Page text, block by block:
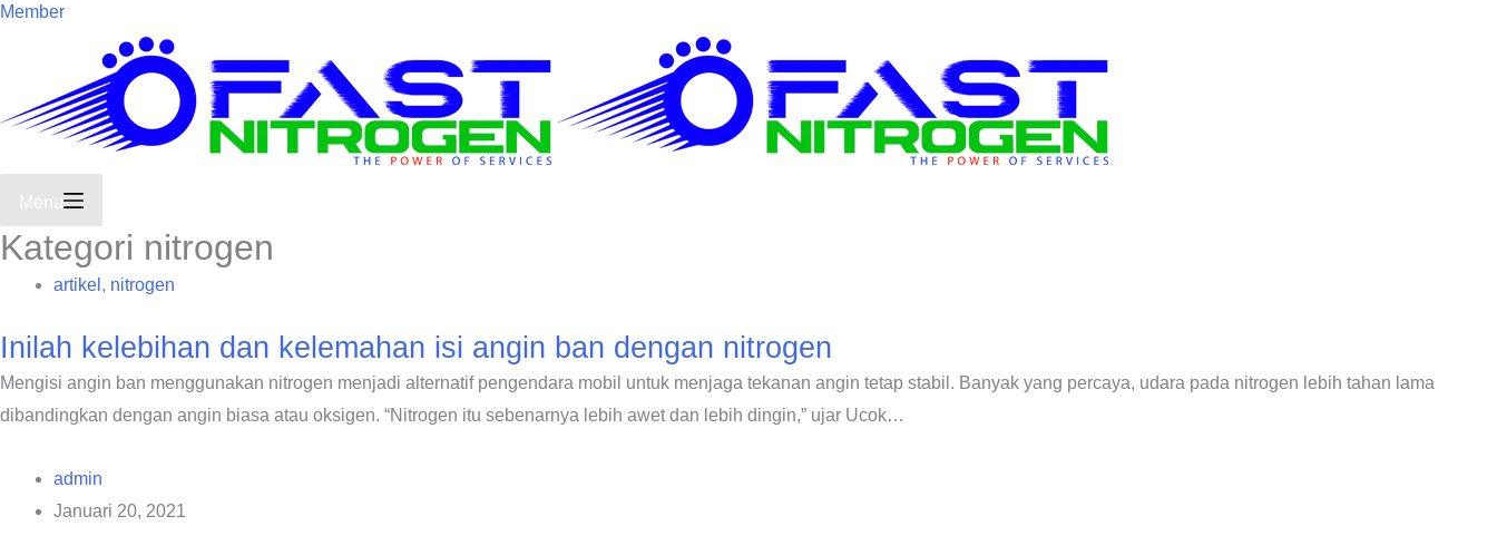
Member
Menu
Kategori nitrogen
artikel , nitrogen
Inilah kelebihan dan kelemahan isi angin ban dengan nitrogen
Mengisi angin ban menggunakan nitrogen menjadi alternatif pengendara mobil untuk menjaga tekanan angin tetap stabil. Banyak yang percaya, udara pada nitrogen lebih tahan lama
dibandingkan dengan angin biasa atau oksigen. “Nitrogen itu sebenarnya lebih awet dan lebih dingin,” ujar Ucok…
admin
Januari 20, 2021